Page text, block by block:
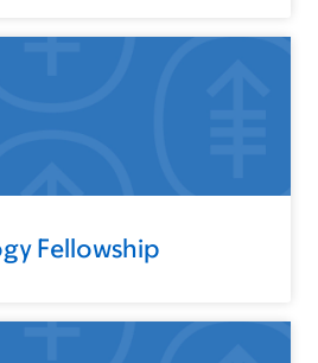
Fellowship